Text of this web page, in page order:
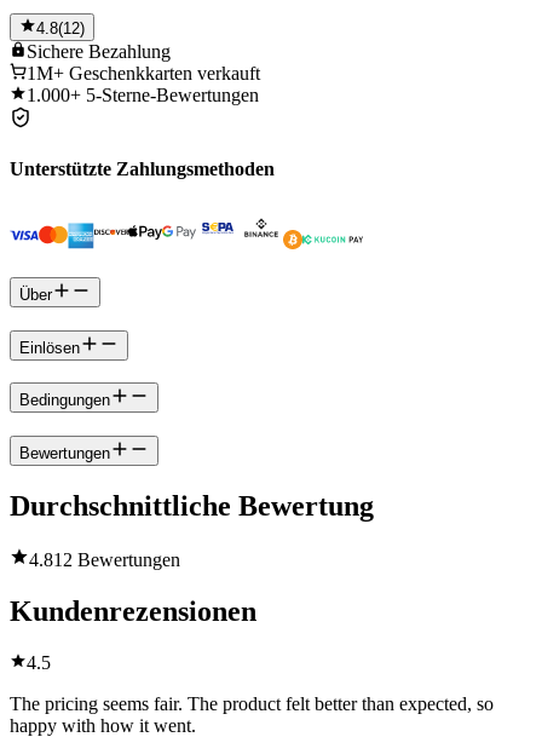
4.8(12)
Sichere Bezahlung
1M+ Geschenkkarten verkauft
1.000+ 5-Sterne-Bewertungen
Unterstützte Zahlungsmethoden
Über
Einlösen
Bedingungen
Bewertungen
Durchschnittliche Bewertung
4.812 Bewertungen
Kundenrezensionen
4.5
The pricing seems fair. The product felt better than expected, so
happy with how it went.